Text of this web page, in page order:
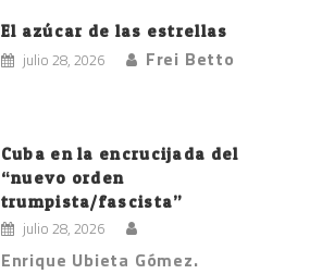
El azúcar de las estrellas
julio 28, 2026 Frei Betto
Cuba en la encrucijada del
“nuevo orden
trumpista/fascista”
julio 28, 2026
Enrique Ubieta Gómez.